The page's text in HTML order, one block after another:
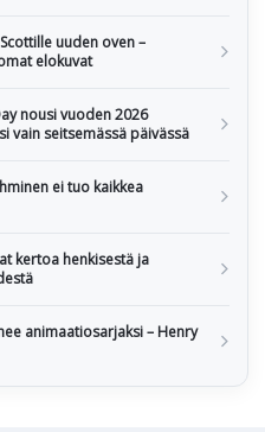
uuden oven –
elokuvat
nousi vuoden 2026
vain seitsemässä päivässä
ei tuo kaikkea
kertoa henkisestä ja
animaatiosarjaksi – Henry